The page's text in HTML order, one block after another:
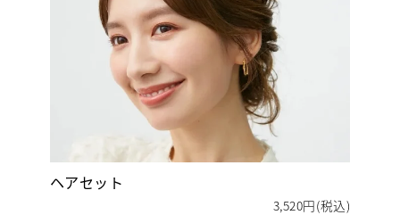
ヘアセット
3,520円(税込)